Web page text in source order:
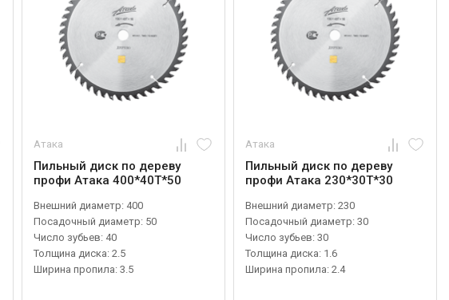
Атака
Пильный диск по дереву
профи Атака 400*40T*50
Внешний диаметр: 400
Посадочный диаметр: 50
Число зубьев: 40
Толщина диска: 2.5
Ширина пропила: 3.5
Атака
Пильный диск по дереву
профи Атака 230*30T*30
Внешний диаметр: 230
Посадочный диаметр: 30
Число зубьев: 30
Толщина диска: 1.6
Ширина пропила: 2.4